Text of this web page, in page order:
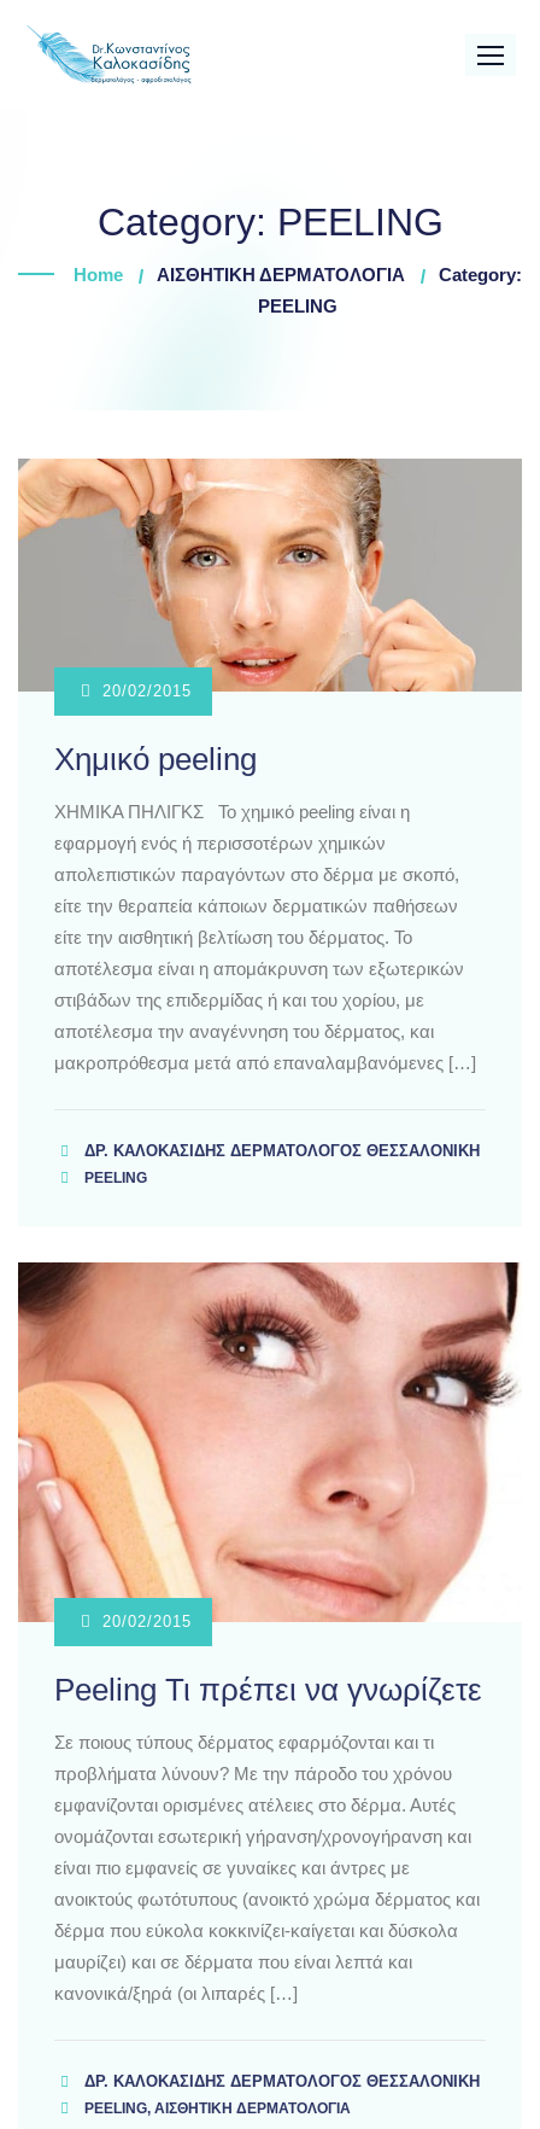
Category: PEELING
Home ΑΙΣΘΗΤΙΚΗ ΔΕΡΜΑΤΟΛΟΓΙΑ
Category:
PEELING
20/02/2015
Χημικό peeling
ΧΗΜΙΚΑ ΠΗΛΙΓΚΣ Το χημικό peeling είναι η
εφαρμογή ενός ή περισσοτέρων χημικών
απολεπιστικών παραγόντων στο δέρμα με σκοπό,
είτε την θεραπεία κάποιων δερματικών παθήσεων
είτε την αισθητική βελτίωση του δέρματος. Το
αποτέλεσμα είναι η απομάκρυνση των εξωτερικών
στιβάδων της επιδερμίδας ή και του χορίου, με
αποτέλεσμα την αναγέννηση του δέρματος, και
μακροπρόθεσμα μετά από επαναλαμβανόμενες […]
ΔΡ. ΚΑΛΟΚΑΣΊΔΗΣ ΔΕΡΜΑΤΟΛΌΓΟΣ ΘΕΣΣΑΛΟΝΊΚΗ
PEELING
20/02/2015
Peeling Τι πρέπει να γνωρίζετε
Σε ποιους τύπους δέρματος εφαρμόζονται και τι
προβλήματα λύνουν? Με την πάροδο του χρόνου
εμφανίζονται ορισμένες ατέλειες στο δέρμα. Αυτές
ονομάζονται εσωτερική γήρανση/χρονογήρανση και
είναι πιο εμφανείς σε γυναίκες και άντρες με
ανοικτούς φωτότυπους (ανοικτό χρώμα δέρματος και
δέρμα που εύκολα κοκκινίζει-καίγεται και δύσκολα
μαυρίζει) και σε δέρματα που είναι λεπτά και
κανονικά/ξηρά (οι λιπαρές […]
ΔΡ. ΚΑΛΟΚΑΣΊΔΗΣ ΔΕΡΜΑΤΟΛΌΓΟΣ ΘΕΣΣΑΛΟΝΊΚΗ
PEELING, ΑΙΣΘΗΤΙΚΗ ΔΕΡΜΑΤΟΛΟΓΙΑ